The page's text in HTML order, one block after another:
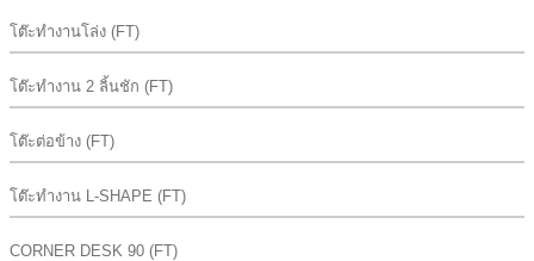
โต๊ะทำงานโล่ง (FT)
โต๊ะทำงาน 2 ลิ้นชัก (FT)
โต๊ะต่อข้าง (FT)
โต๊ะทำงาน L-SHAPE (FT)
CORNER DESK 90 (FT)